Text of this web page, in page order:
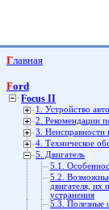
Главная
Ford
Focus II
1. Устройство
2. Рекомендации
3. Неисправности
4. Техническое
5. Двигатель
5.1.
5.2.
двигателя, их
устранения
5.3. Полезные